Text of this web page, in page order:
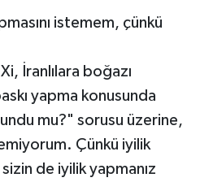
istemem, çünkü
İranlılara boğazı
yapma konusunda
mu?" sorusu üzerine,
Çünkü iyilik
de iyilik yapmanız